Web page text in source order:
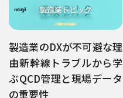
製造業のDXが不可避な理
由――新幹線トラブルから学
ぶQCD管理と現場データ
の重要性